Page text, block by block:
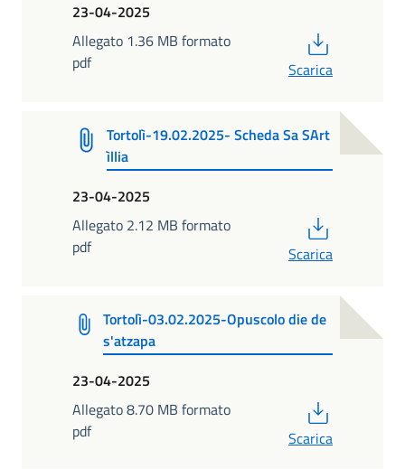
23-04-2025
Allegato 1.36 MB formato
pdf
Scarica
Tortolì-19.02.2025- Scheda Sa SArt
ìllia
23-04-2025
Allegato 2.12 MB formato
pdf
Scarica
Tortolì-03.02.2025-Opuscolo die de
s'atzapa
23-04-2025
Allegato 8.70 MB formato
pdf
Scarica